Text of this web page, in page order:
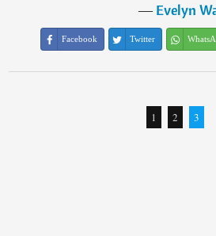
―Evelyn
Facebook Twitter
1 2 3